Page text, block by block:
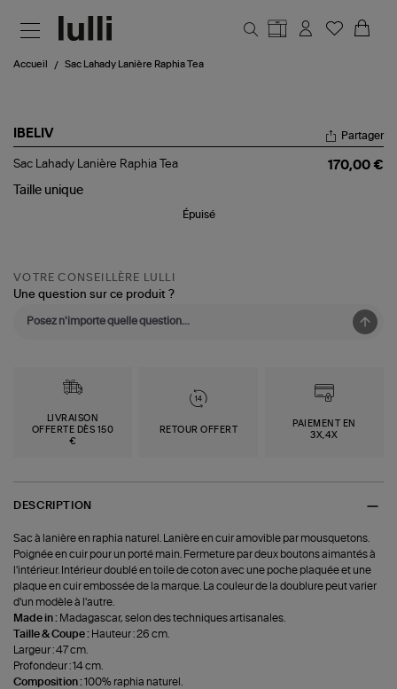
Accueil Sac Lahady Lanière Raphia Tea
IBELIV
Sac
Lanière
Partager
Sac Lahady Lanière Raphia Tea
170,00 €
Taille unique
Épuisé
VOTRE CONSEILLÈRE LULLI
Une question sur ce produit ?
LIVRAISON
OFFERTE DÈS 150
€
RETOUR OFFERT
PAIEMENT EN
3X,4X
DESCRIPTION
Sac à lanière en raphia naturel. Lanière en cuir amovible par mousquetons.
Poignée en cuir pour un porté main. Fermeture par deux boutons aimantés à
l'intérieur. Intérieur doublé en toile de coton avec une poche plaquée et une
plaque en cuir embossée de la marque. La couleur de la doublure peut varier
d'un modèle à l'autre.
Made in : Madagascar, selon des techniques artisanales.
Taille & Coupe : Hauteur : 26 cm.
Largeur : 47 cm.
Profondeur : 14 cm.
Composition :100% raphia naturel.